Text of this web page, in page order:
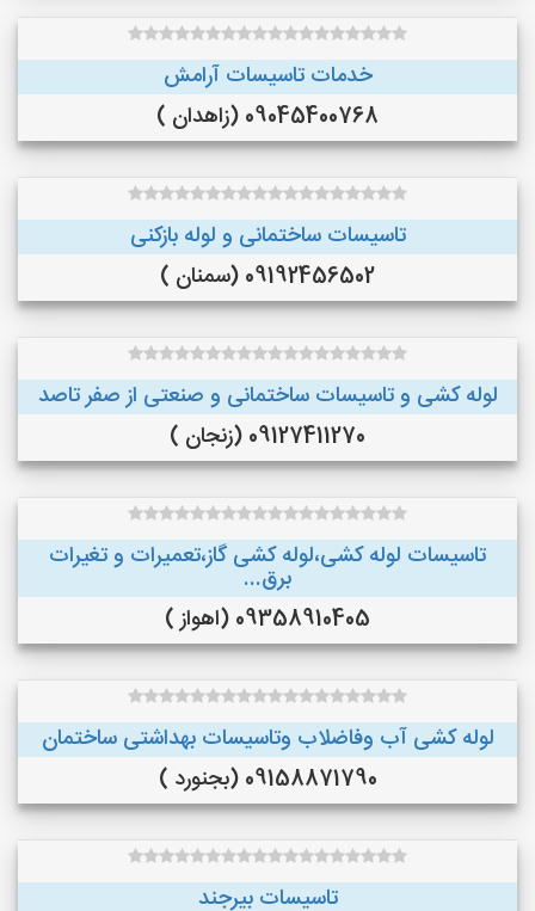
خدمات تاسیسات آرامش
09045400768 (زاهدان )
تاسیسات ساختمانی و لوله بازکنی
09192456502 (سمنان )
لوله کشی و تاسیسات ساختمانی و صنعتی از صفر تاصد
09127411270 (زنجان )
تاسیسات لوله کشی،لوله کشی گاز،تعمیرات و تغیرات
برق...
09358910405 (اهواز )
لوله کشی آب وفاضلاب وتاسیسات بهداشتی ساختمان
09158871790 (بجنورد )
تاسیسات بیرجند